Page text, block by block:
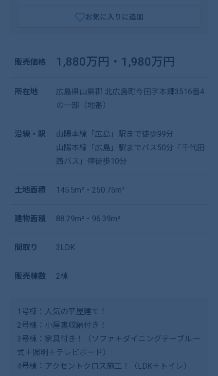
お気に入りに追加
販売価格 1,880万円・1,980万円
所在地
広島県山県郡 北広島町今田字本郷3516番4
の一部（地番）
沿線・駅
山陽本線「広島」駅まで徒歩99分
山陽本線「広島」駅までバス50分「千代田
西バス」停徒歩10分
土地面積 145.5m²・250.75m²
建物面積 88.29m²・96.39m²
間取り 3LDK
販売棟数 2棟
1号棟：人気の平屋建て！
2号棟：小屋裏収納付き！
3号棟：家具付き！（ソファ＋ダイニングテーブル一
式＋照明＋テレビボード）
4号棟：アクセントクロス施工！（LDK＋トイレ）